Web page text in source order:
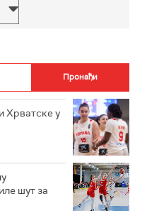
Хрватске у
шут за